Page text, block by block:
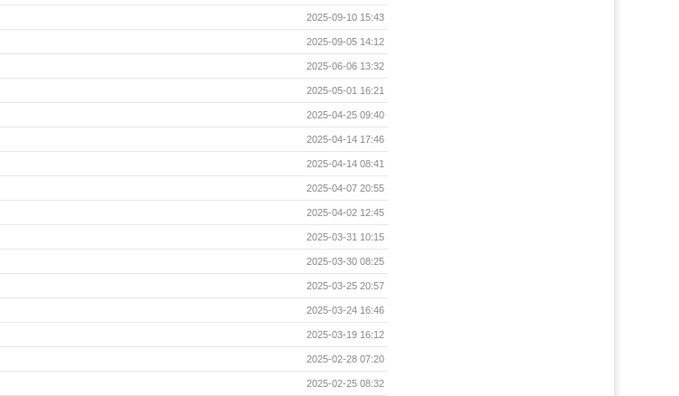
2025-09-10 15:43
2025-09-05 14:12
2025-06-06 13:32
2025-05-01 16:21
2025-04-25 09:40
2025-04-14 17:46
2025-04-14 08:41
2025-04-07 20:55
2025-04-02 12:45
2025-03-31 10:15
2025-03-30 08:25
2025-03-25 20:57
2025-03-24 16:46
2025-03-19 16:12
2025-02-28 07:20
2025-02-25 08:32